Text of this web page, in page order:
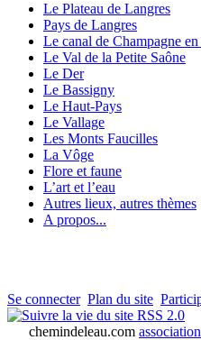
Le Plateau de Langres
Pays de Langres
Le canal de Champagne
Le Val de la Petite Saône
Le Der
Le Bassigny
Le Haut-Pays
Le Vallage
Les Monts Faucilles
La Vôge
Flore et faune
L’art et l’eau
Autres lieux, autres thèmes
A propos...
Se connecter Plan du site
RSS 2.0
chemindeleau.com